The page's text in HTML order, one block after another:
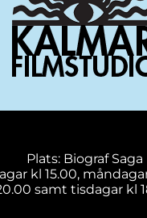
Plats: Biograf Saga
kl 15.00,
samt tisdagar kl